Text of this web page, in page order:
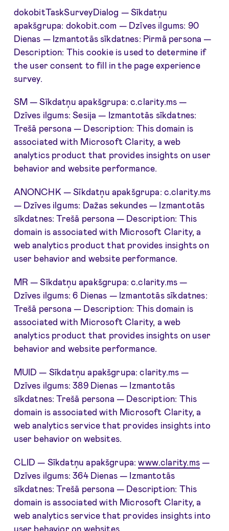
dokobitTaskSurveyDialog — Sīkdatņu
apakšgrupa: dokobit.com — Dzīves ilgums: 90
Dienas — Izmantotās sīkdatnes: Pirmā persona —
Description: This cookie is used to determine if
the user consent to fill in the page experience
survey.
SM — Sīkdatņu apakšgrupa: c.clarity.ms —
Dzīves ilgums: Sesija — Izmantotās sīkdatnes:
Trešā persona — Description: This domain is
associated with Microsoft Clarity, a web
analytics product that provides insights on user
behavior and website performance.
ANONCHK — Sīkdatņu apakšgrupa: c.clarity.ms
— Dzīves ilgums: Dažas sekundes — Izmantotās
sīkdatnes: Trešā persona — Description: This
domain is associated with Microsoft Clarity, a
web analytics product that provides insights on
user behavior and website performance.
MR — Sīkdatņu apakšgrupa: c.clarity.ms —
Dzīves ilgums: 6 Dienas — Izmantotās sīkdatnes:
Trešā persona — Description: This domain is
associated with Microsoft Clarity, a web
analytics product that provides insights on user
behavior and website performance.
MUID — Sīkdatņu apakšgrupa: clarity.ms —
Dzīves ilgums: 389 Dienas — Izmantotās
sīkdatnes: Trešā persona — Description: This
domain is associated with Microsoft Clarity, a
web analytics service that provides insights into
user behavior on websites.
CLID — Sīkdatņu apakšgrupa:www.clarity.ms—
Dzīves ilgums: 364 Dienas — Izmantotās
sīkdatnes: Trešā persona — Description: This
domain is associated with Microsoft Clarity, a
web analytics service that provides insights into
user behavior on websites.